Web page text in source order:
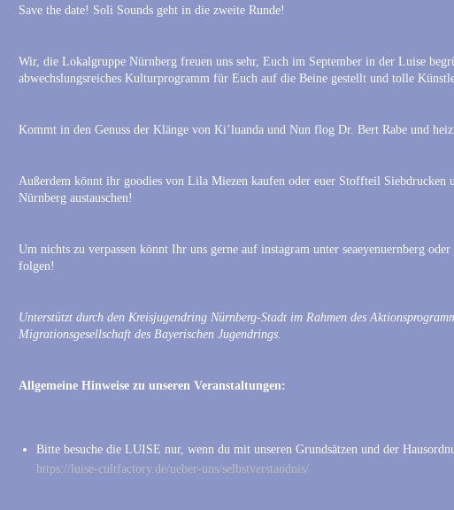
Save the date! Soli Sounds geht in die zweite Runde!
Wir, die Lokalgruppe Nürnberg freuen uns sehr, Euch im September in der Luise
abwechslungsreiches Kulturprogramm für Euch auf die Beine gestellt und tolle
Kommt in den Genuss der Klänge von Ki’luanda und Nun flog Dr. Bert Rabe und
Außerdem könnt ihr goodies von Lila Miezen kaufen oder euer Stoffteil Siebdrucken
Nürnberg austauschen!
Um nichts zu verpassen könnt Ihr uns gerne auf instagram unter seaeyenuernberg
folgen!
Unterstützt durch den Kreisjugendring Nürnberg-Stadt im Rahmen des
Migrationsgesellschaft des Bayerischen Jugendrings.
Allgemeine Hinweise zu unseren Veranstaltungen:
Bitte besuche die LUISE nur, wenn du mit unseren Grundsätzen und der
https://luise-cultfactory.de/ueber-uns/selbstverstandnis/